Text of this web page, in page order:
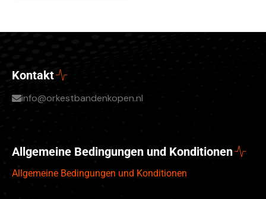
Kontakt
info@orkestbandenkopen.nl
Allgemeine Bedingungen und Konditionen
Allgemeine Bedingungen und Konditionen